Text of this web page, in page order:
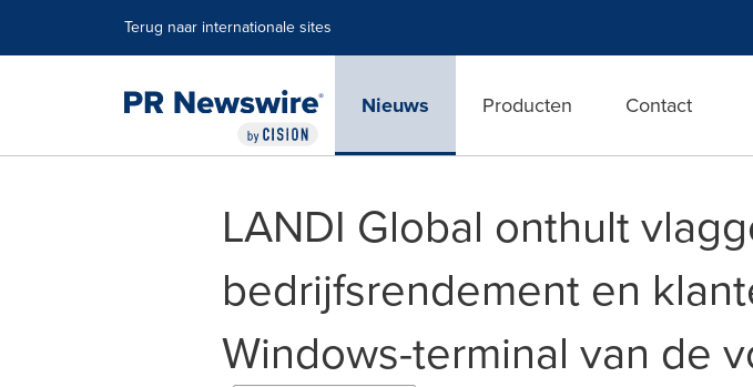
Terug naar internationale sites
Nieuws Producten Contact
LANDI Global onthult
bedrijfsrendement en
Windows-terminal van de